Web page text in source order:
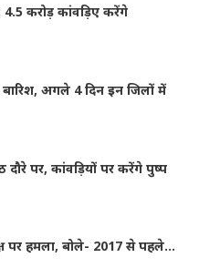
4.5 करोड़ कांवड़िए करेंगे
अगले 4 दिन इन जिलों में
पर, कांवड़ियों पर करेंगे पुष्प
पर हमला, बोले- 2017 से पहले…